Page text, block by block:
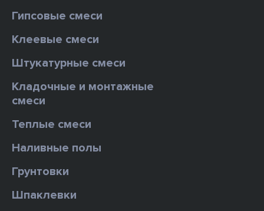
Гипсовые смеси
Клеевые смеси
Штукатурные смеси
Кладочные и монтажные
смеси
Теплые смеси
Наливные полы
Грунтовки
Шпаклевки